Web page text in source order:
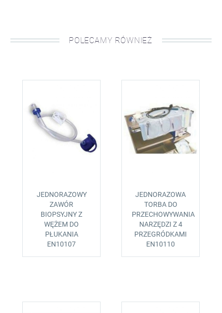
POLECAMY RÓWNIEŻ
JEDNORAZOWY
ZAWÓR
BIOPSYJNY Z
WĘŻEM DO
PŁUKANIA
EN10107
JEDNORAZOWA
TORBA DO
PRZECHOWYWANIA
NARZĘDZI Z 4
PRZEGRÓDKAMI
EN10110